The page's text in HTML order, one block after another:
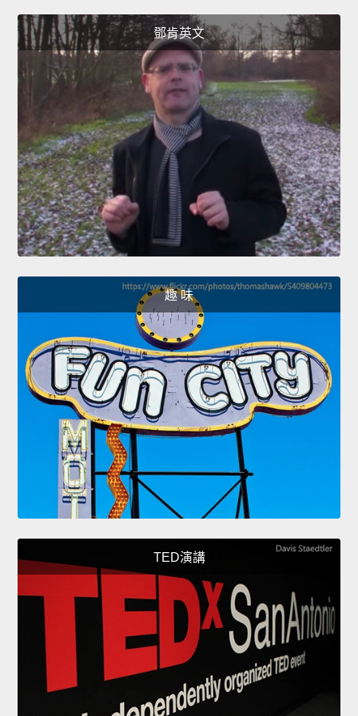
鄧肯英文
趣 味
TED演講